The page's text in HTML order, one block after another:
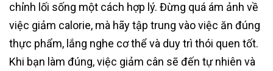
chỉnh lối sống một cách hợp lý. Đừng quá ám ảnh về
việc giảm calorie, mà hãy tập trung vào việc ăn đúng
thực phẩm, lắng nghe cơ thể và duy trì thói quen tốt.
Khi bạn làm đúng, việc giảm cân sẽ đến tự nhiên và